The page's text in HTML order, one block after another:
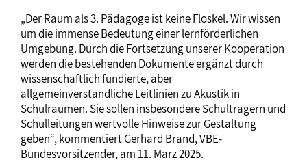
„Der Raum als 3. Pädagoge ist keine Floskel. Wir wissen
um die immense Bedeutung einer lernförderlichen
Umgebung. Durch die Fortsetzung unserer Kooperation
werden die bestehenden Dokumente ergänzt durch
wissenschaftlich fundierte, aber
allgemeinverständliche Leitlinien zu Akustik in
Schulräumen. Sie sollen insbesondere Schulträgern und
Schulleitungen wertvolle Hinweise zur Gestaltung
geben“, kommentiert Gerhard Brand, VBE-
Bundesvorsitzender, am 11. März 2025.